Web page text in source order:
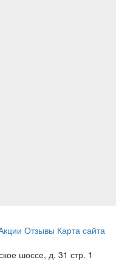
Отзывы Карта сайта
шоссе, д. 31 стр. 1